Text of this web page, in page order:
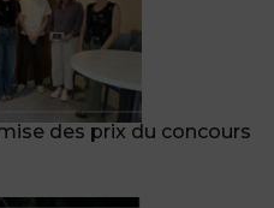
des prix du concours